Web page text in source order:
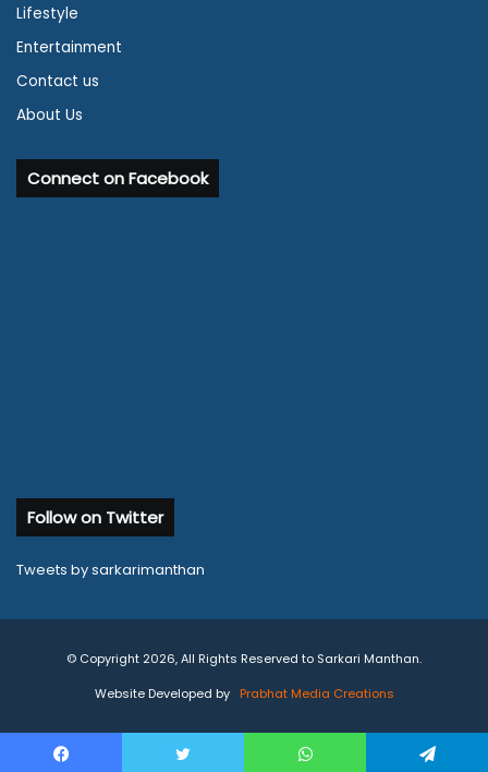
Lifestyle
Entertainment
Contact us
About Us
Connect on Facebook
Follow on Twitter
Tweets by sarkarimanthan
© Copyright 2026, All Rights Reserved to Sarkari Manthan.
Website Developed by
Prabhat Media Creations